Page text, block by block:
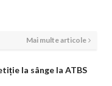
Mai multe articole
la sânge la ATBS